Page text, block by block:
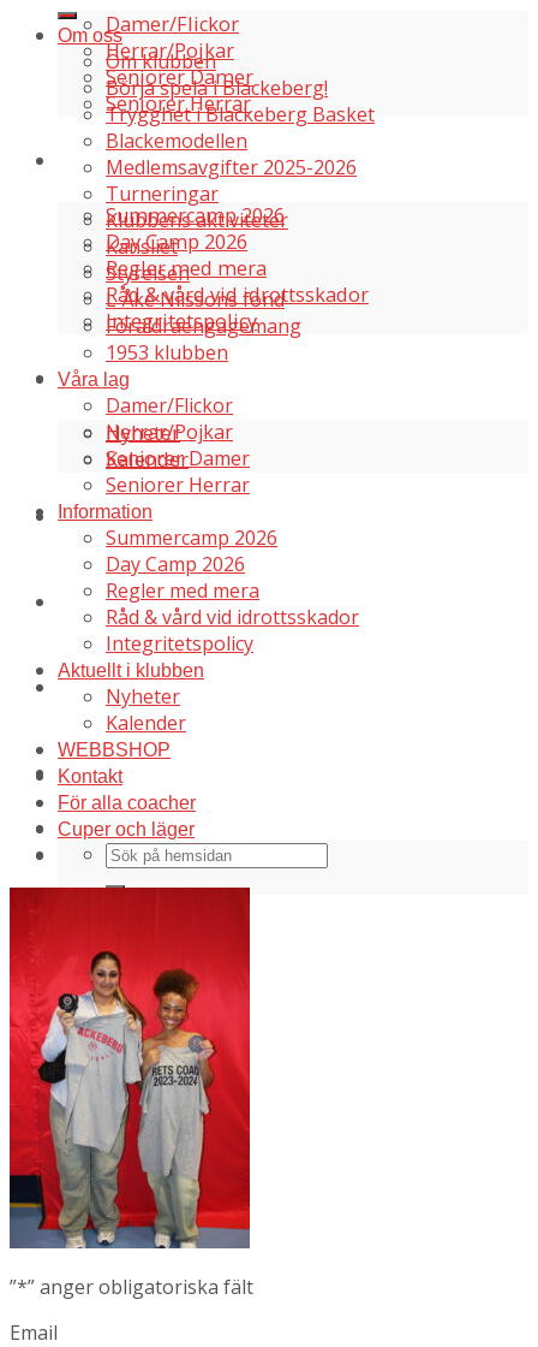
Damer/Flickor
Herrar/Pojkar
Seniorer Damer
Seniorer Herrar
Information
Summercamp 2026
Day Camp 2026
Regler med mera
Råd & vård vid idrottsskador
Integritetspolicy
Aktuellt i klubben
Nyheter
Kalender
WEBBSHOP
Kontakt
För alla coacher
Cuper och läger
Om oss
Om klubben
Börja spela i Blackeberg!
Trygghet i Blackeberg Basket
Blackemodellen
Medlemsavgifter 2025-2026
Turneringar
Klubbens aktiviteter
Kansliet
Styrelsen
L Åke Nilssons fond
Föräldraengagemang
1953 klubben
Våra lag
Damer/Flickor
Herrar/Pojkar
Seniorer Damer
Seniorer Herrar
Information
Summercamp 2026
Day Camp 2026
Regler med mera
Råd & vård vid idrottsskador
Integritetspolicy
Aktuellt i klubben
Nyheter
Kalender
WEBBSHOP
Kontakt
För alla coacher
Cuper och läger
”*” anger obligatoriska fält
Email